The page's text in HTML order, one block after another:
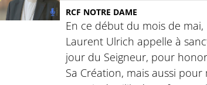
RCF NOTRE DAME
En ce début du mois de mai,
Laurent Ulrich appelle à
jour du Seigneur, pour
Sa Création, mais aussi